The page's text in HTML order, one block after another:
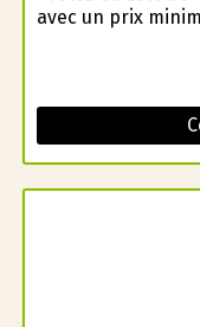
avec un prix